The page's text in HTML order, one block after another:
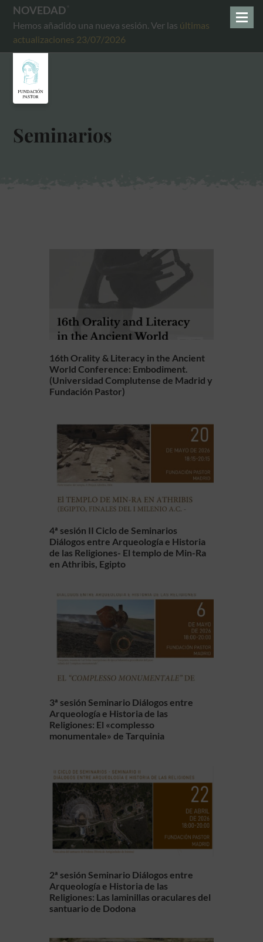
NOVEDAD
Hemos añadido una nueva sesión. Ver las últimas
actualizaciones 23/07/2026
Seminarios
16th Orality & Literacy in the Ancient
World Conference: Embodiment.
(Universidad Complutense de Madrid y
Fundación Pastor)
4ª sesión II Ciclo de Seminarios
Diálogos entre Arqueología e Historia
de las Religiones- El templo de Min-Ra
en Athribis, Egipto
3ª sesión Seminario Diálogos entre
Arqueología e Historia de las
Religiones: El «complesso
monumentale» de Tarquinia
2ª sesión Seminario Diálogos entre
Arqueología e Historia de las
Religiones: Las laminillas oraculares del
santuario de Dodona